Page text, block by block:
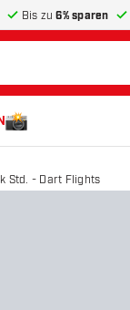
Bis zu6% sparen
Std. - Dart Flights